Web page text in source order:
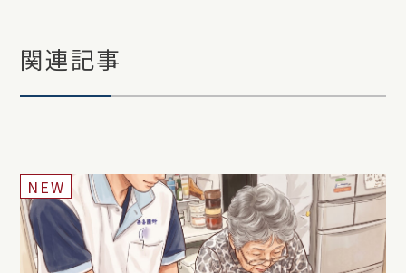
関連記事
NEW